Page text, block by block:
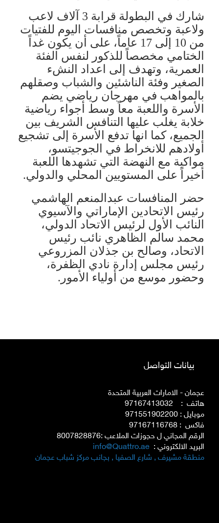
شارك في البطولة قرابة 3 آلاف لاعب
ولاعبة وتخصص منافسات اليوم للفتيات
من 10 إلى 17 عاماً، على أن يكون غداً
الختامي مخصصاً للذكور لنفس الفئة
العمرية، وتهدف إلى اعداد النشء
الصغير وفئة الناشئين والشباب وصقلهم
بالمواهب في مهرجان رياضي يضم
الأسرة واللعبة معاً وسط أجواء رياضية
خلابة يغلب عليها التنافس الشريف بين
الجميع، كما انها تدفع الأسرة إلى تشجيع
أولادهم للانخراط في الجوجيتسو،
مواكبة مع النهضة التي تشهدها اللعبة
أخيراً على المستويين المحلي والدولي.
حضر المنافسات عبدالمنعم الهاشمي
رئيس الاتحادين الإماراتي والآسيوي
النائب الأول لرئيس الاتحاد الدولي،
محمد سالم الظاهري نائب رئيس
الاتحاد، وصالح بن جذلان المزروعي
رئيس مجلس إدارة نادي الظفرة،
وحضور موسع من أولياء الأمور.
بيانات التواصل
عجمان - الامارات العربية المتحدة
هاتف : 97167413032
موبايل : 971551902200
فاكس : 97167116768
الرقم المجاني ل حجوزات الملاعب :8007828876
البريد الالكتروني : info@Quattro.ae
منطقة مشيرف , شارع الصفيا , بجانب مركز شباب عجمان